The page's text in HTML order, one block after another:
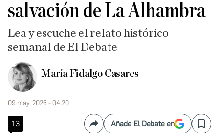
salvación de La Alhambra
Lea y escuche el relato histórico
semanal de El Debate
María Fidalgo Casares
09 may. 2026 - 04:20
13 CompartirAñade El Debate en Save